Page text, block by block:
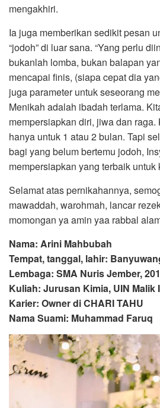
mengakhiri.
Ia juga memberikan sedikit pesan
“jodoh” di luar sana. “Yang perlu
bukanlah lomba, bukan balapan
mencapai finis, (siapa cepat dia
juga parameter untuk seseorang
Menikah adalah ibadah terlama.
mempersiapkan diri, jiwa dan
hanya untuk 1 atau 2 bulan. Tapi
bagi yang belum bertemu jodoh,
mempersiapkan yang terbaik untuk
Selamat atas pernikahannya,
mawaddah, warohmah, lancar
momongan ya amin yaa rabbal
Nama: Arini Mahbubah
Tempat, tanggal, lahir:
Lembaga: SMA Nuris Jember,
Kuliah: Jurusan Kimia, UIN Malik
Karier: Owner di CHARI TAHU
Nama Suami: Muhammad Faruq